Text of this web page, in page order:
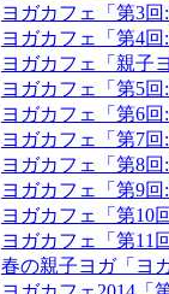
ヨガカフェ「第3
ヨガカフェ「第4
ヨガカフェ「親子
ヨガカフェ「第5
ヨガカフェ「第6
ヨガカフェ「第7
ヨガカフェ「第8
ヨガカフェ「第9
ヨガカフェ「第10
ヨガカフェ「第11
春の親子ヨガ「ヨ